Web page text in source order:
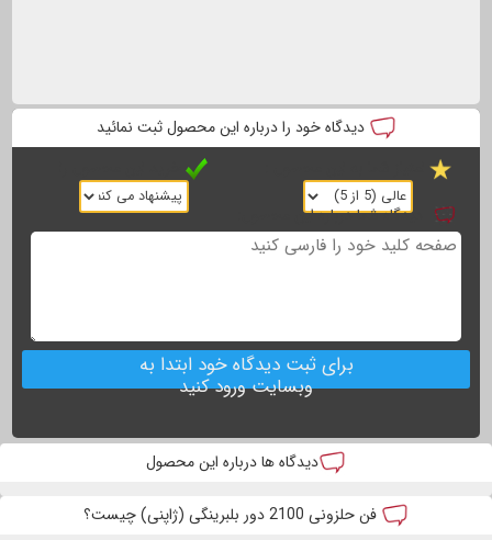
دیدگاه خود را درباره این محصول ثبت نمائید
دیدگاه شما درباره این محصول:
برای ثبت دیدگاه خود ابتدا به
وبسایت ورود کنید
دیدگاه ها درباره این محصول
فن حلزونی 2100 دور بلبرینگی (ژاپنی) چیست؟